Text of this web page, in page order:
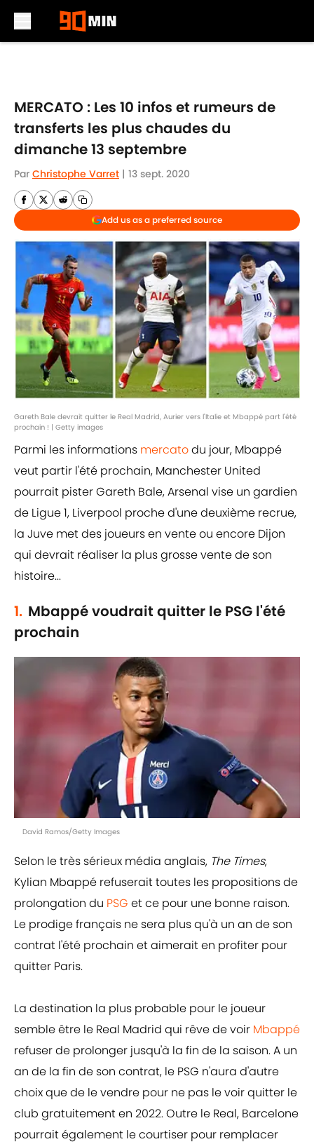
MERCATO : Les 10 infos et rumeurs de
transferts les plus chaudes du
dimanche 13 septembre
Par Christophe Varret | 13 sept. 2020
Add us as a preferred source
Gareth Bale devrait quitter le Real Madrid, Aurier vers l'Italie et Mbappé part l'été
prochain ! | Getty images
Parmi les informations mercatodu jour, Mbappé
veut partir l'été prochain, Manchester United
pourrait pister Gareth Bale, Arsenal vise un gardien
de Ligue 1, Liverpool proche d'une deuxième recrue,
la Juve met des joueurs en vente ou encore Dijon
qui devrait réaliser la plus grosse vente de son
histoire...
1. Mbappé voudrait quitter le PSG l'été
prochain
David Ramos/Getty Images
Selon le très sérieux média anglais, The Times,
Kylian Mbappé refuserait toutes les propositions de
prolongation du PSG et ce pour une bonne raison.
Le prodige français ne sera plus qu'à un an de son
contrat l'été prochain et aimerait en profiter pour
quitter Paris.
La destination la plus probable pour le joueur
semble être le Real Madrid qui rêve de voir Mbappé
refuser de prolonger jusqu'à la fin de la saison. A un
an de la fin de son contrat, le PSG n'aura d'autre
choix que de le vendre pour ne pas le voir quitter le
club gratuitement en 2022. Outre le Real, Barcelone
pourrait également le courtiser pour remplacer